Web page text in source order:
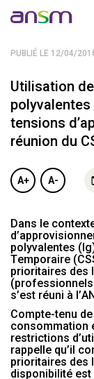
PUBLIÉ LE 12/04/
Utilisation
tensions
réunion du
A+ A-
Dans le
polyvalentes
Temporaire
prioritaires des
s’est réuni à
Compte-tenu
consommation
restrictions
rappelle qu’il
prioritaires des
disponibilité